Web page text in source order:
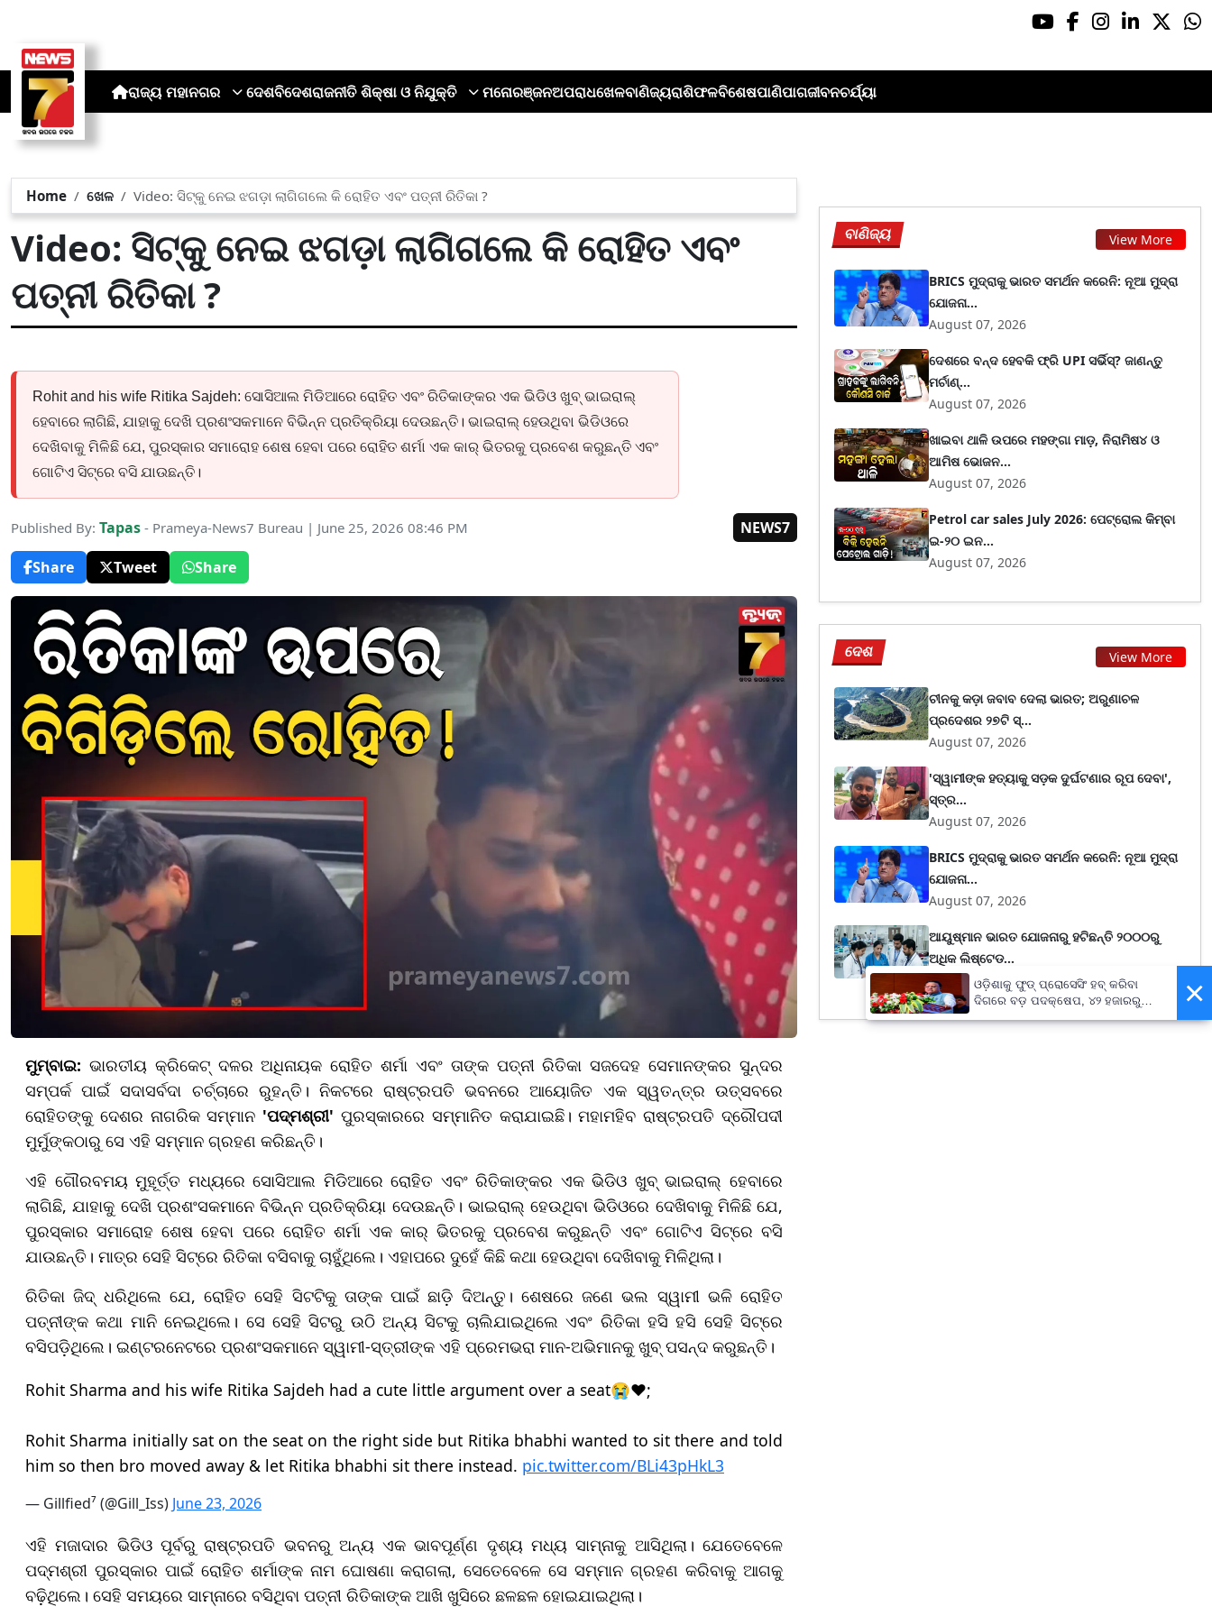
ରାଜ୍ୟ ମହାନଗର ଦେଶବିଦେଶରାଜନୀତି ଶିକ୍ଷା ଓ ନିଯୁକ୍ତି ମନୋରଞ୍ଜନଅପରାଧଖେଳବାଣିଜ୍ୟରାଶିଫଳବିଶେଷପାଣିପାଗଜୀବନଚର୍ଯ୍ୟା
Home ଖେଳ Video: ସିଟ୍‌କୁ ନେଇ ଝଗଡ଼ା ଲାଗିଗଲେ କି ରୋହିତ ଏବଂ ପତ୍ନୀ ରିତିକା ?
Video: ସିଟ୍‌କୁ ନେଇ ଝଗଡ଼ା ଲାଗିଗଲେ କି ରୋହିତ ଏବଂ
ପତ୍ନୀ ରିତିକା ?
Rohit and his wife Ritika Sajdeh: ସୋସିଆଲ ମିଡିଆରେ ରୋହିତ ଏବଂ ରିତିକାଙ୍କର ଏକ ଭିଡିଓ ଖୁବ୍ ଭାଇରାଲ୍
ହେବାରେ ଲାଗିଛି, ଯାହାକୁ ଦେଖି ପ୍ରଶଂସକମାନେ ବିଭିନ୍ନ ପ୍ରତିକ୍ରିୟା ଦେଉଛନ୍ତି। ଭାଇରାଲ୍ ହେଉଥିବା ଭିଡିଓରେ
ଦେଖିବାକୁ ମିଳିଛି ଯେ, ପୁରସ୍କାର ସମାରୋହ ଶେଷ ହେବା ପରେ ରୋହିତ ଶର୍ମା ଏକ କାର୍ ଭିତରକୁ ପ୍ରବେଶ କରୁଛନ୍ତି ଏବଂ
ଗୋଟିଏ ସିଟ୍‌ରେ ବସି ଯାଉଛନ୍ତି।
Published By: Tapas - Prameya-News7 Bureau | June 25, 2026 08:46 PM
NEWS7
Share
Tweet Share
ମୁମ୍ବାଇ: ଭାରତୀୟ କ୍ରିକେଟ୍ ଦଳର ଅଧିନାୟକ ରୋହିତ ଶର୍ମା ଏବଂ ତାଙ୍କ ପତ୍ନୀ ରିତିକା ସଜଦେହ ସେମାନଙ୍କର ସୁନ୍ଦର
ସମ୍ପର୍କ ପାଇଁ ସଦାସର୍ବଦା ଚର୍ଚ୍ଚାରେ ରୁହନ୍ତି। ନିକଟରେ ରାଷ୍ଟ୍ରପତି ଭବନରେ ଆୟୋଜିତ ଏକ ସ୍ୱତନ୍ତ୍ର ଉତ୍ସବରେ
ରୋହିତଙ୍କୁ ଦେଶର ନାଗରିକ ସମ୍ମାନ 'ପଦ୍ମଶ୍ରୀ' ପୁରସ୍କାରରେ ସମ୍ମାନିତ କରାଯାଇଛି। ମହାମହିବ ରାଷ୍ଟ୍ରପତି ଦ୍ରୌପଦୀ
ମୁର୍ମୁଙ୍କଠାରୁ ସେ ଏହି ସମ୍ମାନ ଗ୍ରହଣ କରିଛନ୍ତି।
ଏହି ଗୌରବମୟ ମୁହୂର୍ତ୍ତ ମଧ୍ୟରେ ସୋସିଆଲ ମିଡିଆରେ ରୋହିତ ଏବଂ ରିତିକାଙ୍କର ଏକ ଭିଡିଓ ଖୁବ୍ ଭାଇରାଲ୍ ହେବାରେ
ଲାଗିଛି, ଯାହାକୁ ଦେଖି ପ୍ରଶଂସକମାନେ ବିଭିନ୍ନ ପ୍ରତିକ୍ରିୟା ଦେଉଛନ୍ତି। ଭାଇରାଲ୍ ହେଉଥିବା ଭିଡିଓରେ ଦେଖିବାକୁ ମିଳିଛି ଯେ,
ପୁରସ୍କାର ସମାରୋହ ଶେଷ ହେବା ପରେ ରୋହିତ ଶର୍ମା ଏକ କାର୍ ଭିତରକୁ ପ୍ରବେଶ କରୁଛନ୍ତି ଏବଂ ଗୋଟିଏ ସିଟ୍‌ରେ ବସି
ଯାଉଛନ୍ତି। ମାତ୍ର ସେହି ସିଟ୍‌ରେ ରିତିକା ବସିବାକୁ ଚାହୁଁଥିଲେ। ଏହାପରେ ଦୁହେଁ କିଛି କଥା ହେଉଥିବା ଦେଖିବାକୁ ମିଳିଥିଲା।
ରିତିକା ଜିଦ୍ ଧରିଥିଲେ ଯେ, ରୋହିତ ସେହି ସିଟଟିକୁ ତାଙ୍କ ପାଇଁ ଛାଡ଼ି ଦିଅନ୍ତୁ। ଶେଷରେ ଜଣେ ଭଲ ସ୍ୱାମୀ ଭଳି ରୋହିତ
ପତ୍ନୀଙ୍କ କଥା ମାନି ନେଇଥିଲେ। ସେ ସେହି ସିଟରୁ ଉଠି ଅନ୍ୟ ସିଟକୁ ଚାଲିଯାଇଥିଲେ ଏବଂ ରିତିକା ହସି ହସି ସେହି ସିଟ୍‌ରେ
ବସିପଡ଼ିଥିଲେ। ଇଣ୍ଟରନେଟରେ ପ୍ରଶଂସକମାନେ ସ୍ୱାମୀ-ସ୍ତ୍ରୀଙ୍କ ଏହି ପ୍ରେମଭରା ମାନ-ଅଭିମାନକୁ ଖୁବ୍ ପସନ୍ଦ କରୁଛନ୍ତି।
Rohit Sharma and his wife Ritika Sajdeh had a cute little argument over a seat😭❤️;
Rohit Sharma initially sat on the seat on the right side but Ritika bhabhi wanted to sit there and told
him so then bro moved away & let Ritika bhabhi sit there instead. pic.twitter.com/BLi43pHkL3
— Gillfied⁷ (@Gill_Iss) June 23, 2026
ଏହି ମଜାଦାର ଭିଡିଓ ପୂର୍ବରୁ ରାଷ୍ଟ୍ରପତି ଭବନରୁ ଅନ୍ୟ ଏକ ଭାବପୂର୍ଣ୍ଣ ଦୃଶ୍ୟ ମଧ୍ୟ ସାମ୍ନାକୁ ଆସିଥିଲା। ଯେତେବେଳେ
ପଦ୍ମଶ୍ରୀ ପୁରସ୍କାର ପାଇଁ ରୋହିତ ଶର୍ମାଙ୍କ ନାମ ଘୋଷଣା କରାଗଲା, ସେତେବେଳେ ସେ ସମ୍ମାନ ଗ୍ରହଣ କରିବାକୁ ଆଗକୁ
ବଢ଼ିଥିଲେ। ସେହି ସମୟରେ ସାମ୍ନାରେ ବସିଥିବା ପତ୍ନୀ ରିତିକାଙ୍କ ଆଖି ଖୁସିରେ ଛଳଛଳ ହୋଇଯାଇଥିଲା।
ବାଣିଜ୍ୟ View More
BRICS ମୁଦ୍ରାକୁ ଭାରତ ସମର୍ଥନ କରେନି: ନୂଆ ମୁଦ୍ରା
ଯୋଜନା...
August 07, 2026
ଦେଶରେ ବନ୍ଦ ହେବକି ଫ୍ରି UPI ସର୍ଭିସ୍? ଜାଣନ୍ତୁ
ମର୍ଚାଣ୍...
August 07, 2026
ଖାଇବା ଥାଳି ଉପରେ ମହଙ୍ଗା ମାଡ଼, ନିରାମିଷ୪ ଓ
ଆମିଷ ଭୋଜନ...
August 07, 2026
Petrol car sales July 2026: ପେଟ୍ରୋଲ କିମ୍ବା
ଇ-୨୦ ଇନ...
August 07, 2026
ଦେଶ View More
ଚୀନକୁ କଡ଼ା ଜବାବ ଦେଲା ଭାରତ; ଅରୁଣାଚଳ
ପ୍ରଦେଶର ୨୭ଟି ସ୍...
August 07, 2026
'ସ୍ୱାମୀଙ୍କ ହତ୍ୟାକୁ ସଡ଼କ ଦୁର୍ଘଟଣାର ରୂପ ଦେବା',
ସ୍ତ୍ର...
August 07, 2026
BRICS ମୁଦ୍ରାକୁ ଭାରତ ସମର୍ଥନ କରେନି: ନୂଆ ମୁଦ୍ରା
ଯୋଜନା...
August 07, 2026
ଆୟୁଷ୍ମାନ ଭାରତ ଯୋଜନାରୁ ହଟିଛନ୍ତି ୨୦୦୦ରୁ
ଅଧିକ ଲିଷ୍ଟେଡ...
August 07, 2026
×
ଓଡ଼ିଶାକୁ ଫୁଡ୍ ପ୍ରୋସେସିଂ ହବ୍ କରିବା
ଦିଗରେ ବଡ଼ ପଦକ୍ଷେପ, ୪୨ ହଜାରରୁ
ଅଧିକ ନିଯୁକ୍ତି ସୁଯୋଗ